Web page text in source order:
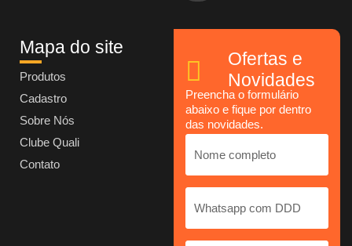
Mapa do site
Produtos
Cadastro
Sobre Nós
Clube Quali
Contato
Ofertas e
Novidades
Preencha o formulário
abaixo e fique por dentro
das novidades.